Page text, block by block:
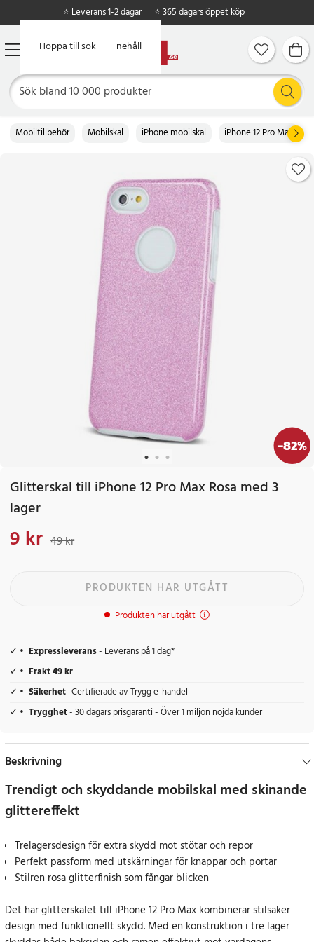
Hoppa till huvudinnehåll
Hoppa till sök
⭐ Leverans 1-2 dagar ⭐ 365 dagars öppet köp
Mobiltillbehör Mobilskal iPhone mobilskal iPhone 12 Pro Max
-82%
Glitterskal till iPhone 12 Pro Max Rosa med 3
lager
Nuvarande pris
9 kr 49 kr
PRODUKTEN HAR UTGÅTT
Produkten har utgått
Expressleverans- Leverans på 1 dag*
Frakt 49 kr
Säkerhet- Certifierade av Trygg e-handel
Trygghet- 30 dagars prisgaranti - Över 1 miljon nöjda kunder
Beskrivning
Trendigt och skyddande mobilskal med skinande
glittereffekt
Trelagersdesign för extra skydd mot stötar och repor
Perfekt passform med utskärningar för knappar och portar
Stilren rosa glitterfinish som fångar blicken
Det här glitterskalet till iPhone 12 Pro Max kombinerar stilsäker
design med funktionellt skydd. Med en konstruktion i tre lager